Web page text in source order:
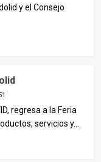
y el Consejo
regresa a la Feria
servicios y...